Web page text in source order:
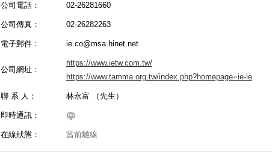
公司電話： 02-26281660
公司傳真： 02-26282263
電子郵件： ie.co@msa.hinet.net
公司網址：
https://www.ietw.com.tw/
https://www.tamma.org.tw/index.php?homepage=ie-ie
聯 系 人： 林永富 （先生）
即時通訊：
在線狀態： 當前離線